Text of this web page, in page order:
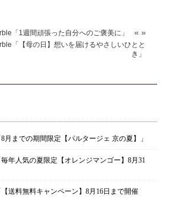
8月までの期間限定【パルタージェ 京の夏】」
毎年人気の夏限定【オレンジマンゴー】8月31
【送料無料キャンペーン】8月16日まで開催
«
「1週間頑張った自分へのご褒美に」
「【母の日】想いを届けるやさしいひとと
き」
»